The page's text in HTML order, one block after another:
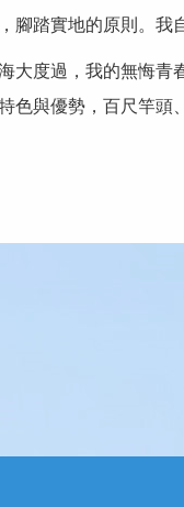
腳踏實地的原則。我
大度過，我的無悔
色與優勢，百尺竿頭